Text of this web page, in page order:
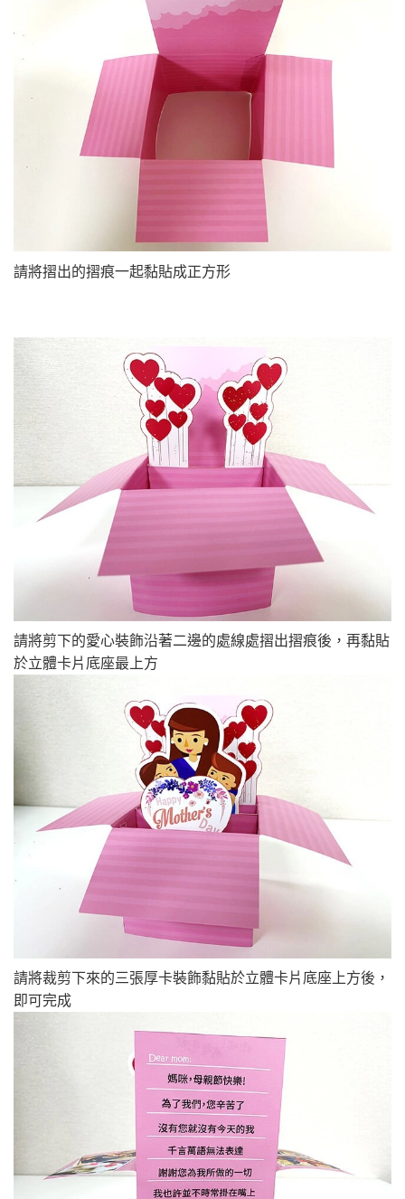
請將摺出的摺痕一起黏貼成正方形
請將剪下的愛心裝飾沿著二邊的處線處摺出摺痕後，再黏貼
於立體卡片底座最上方
請將裁剪下來的三張厚卡裝飾黏貼於立體卡片底座上方後，
即可完成